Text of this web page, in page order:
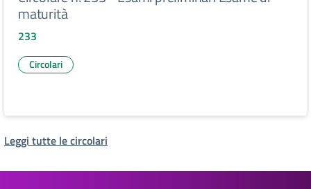
maturità
233
Circolari
Leggi tutte le circolari